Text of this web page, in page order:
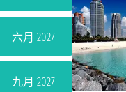
六月 2027
九月 2027